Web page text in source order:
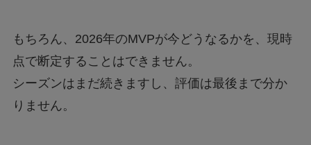
もちろん、2026年のMVPが今どうなるかを、現時
点で断定することはできません。
シーズンはまだ続きますし、評価は最後まで分か
りません。